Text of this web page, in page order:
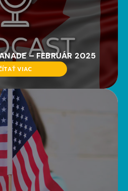
– FEBRUÁR 2025
VIAC